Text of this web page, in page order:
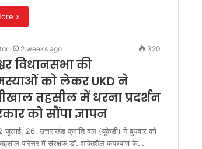
»
2 weeks ago 320
विधानसभा की
को लेकर UKD ने
तहसील में धरना प्रदर्शन
को सौंपा ज्ञापन
जुलाई, 26. उत्तराखंड क्रांति दल (यूकेडी) ने बुधवार को
परिसर में संरक्षक डॉ. शक्तिशैल कपरवाण के…